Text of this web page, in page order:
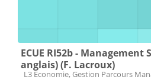
ECUE RI52b - Management
anglais) (F. Lacroux)
Catégorie de cours
L3 Economie, Gestion Parcours